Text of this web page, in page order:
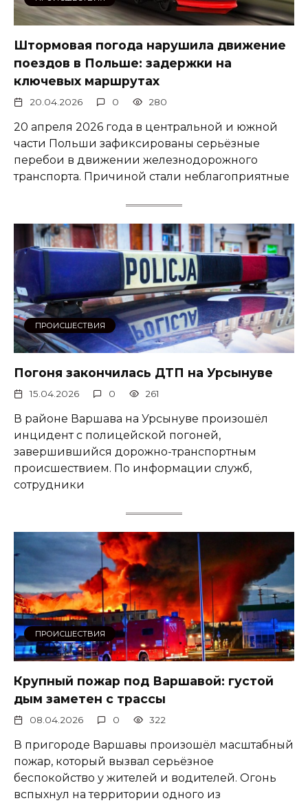
Штормовая погода нарушила движение
поездов в Польше: задержки на
ключевых маршрутах
20.04.2026 0 280
20 апреля 2026 года в центральной и южной
части Польши зафиксированы серьёзные
перебои в движении железнодорожного
транспорта. Причиной стали неблагоприятные
ПРОИСШЕСТВИЯ
Погоня закончилась ДТП на Урсынуве
15.04.2026 0 261
В районе Варшава на Урсынуве произошёл
инцидент с полицейской погоней,
завершившийся дорожно-транспортным
происшествием. По информации служб,
сотрудники
ПРОИСШЕСТВИЯ
Крупный пожар под Варшавой: густой
дым заметен с трассы
08.04.2026 0 322
В пригороде Варшавы произошёл масштабный
пожар, который вызвал серьёзное
беспокойство у жителей и водителей. Огонь
вспыхнул на территории одного из